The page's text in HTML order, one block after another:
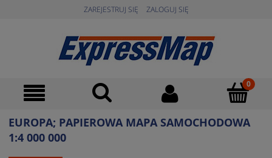
ZAREJESTRUJ SIĘ ZALOGUJ SIĘ
EUROPA; PAPIEROWA MAPA SAMOCHODOWA
1:4 000 000